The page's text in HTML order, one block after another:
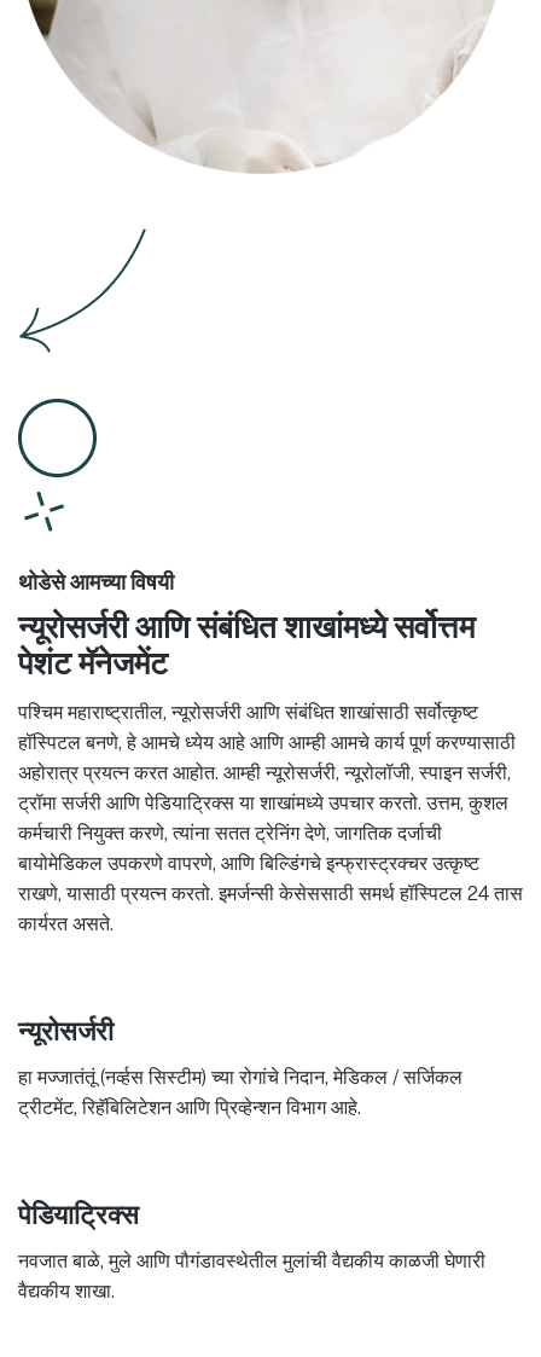
थोडेसे आमच्या विषयी
न्यूरोसर्जरी आणि संबंधित शाखांमध्ये सर्वोत्तम
पेशंट मॅनेजमेंट
पश्चिम महाराष्ट्रातील, न्यूरोसर्जरी आणि संबंधित शाखांसाठी सर्वोत्कृष्ट
हॉस्पिटल बनणे, हे आमचे ध्येय आहे आणि आम्ही आमचे कार्य पूर्ण करण्यासाठी
अहोरात्र प्रयत्न करत आहोत. आम्ही न्यूरोसर्जरी, न्यूरोलॉजी, स्पाइन सर्जरी,
ट्रॉमा सर्जरी आणि पेडियाट्रिक्स या शाखांमध्ये उपचार करतो. उत्तम, कुशल
कर्मचारी नियुक्त करणे, त्यांना सतत ट्रेनिंग देणे, जागतिक दर्जाची
बायोमेडिकल उपकरणे वापरणे, आणि बिल्डिंगचे इन्फ्रास्ट्रक्चर उत्कृष्ट
राखणे, यासाठी प्रयत्न करतो. इमर्जन्सी केसेससाठी समर्थ हॉस्पिटल 24 तास
कार्यरत असते.
न्यूरोसर्जरी
हा मज्जातंतूं (नर्व्हस सिस्टीम) च्या रोगांचे निदान, मेडिकल / सर्जिकल
ट्रीटमेंट, रिहॅबिलिटेशन आणि प्रिव्हेन्शन विभाग आहे.
पेडियाट्रिक्स
नवजात बाळे, मुले आणि पौगंडावस्थेतील मुलांची वैद्यकीय काळजी घेणारी
वैद्यकीय शाखा.